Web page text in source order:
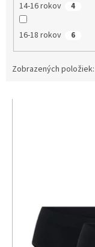
14-16 rokov 4
16-18 rokov 6
Zobrazených položiek: